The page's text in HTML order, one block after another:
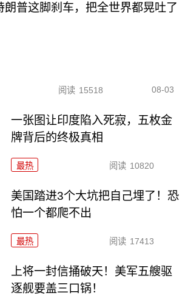
朗普这脚刹车，把全世界都晃吐了
阅读 15518 08-03
一张图让印度陷入死寂，五枚金
牌背后的终极真相
最热 阅读 10820
美国踏进3个大坑把自己埋了！恐
怕一个都爬不出
最热 阅读 17413
上将一封信捅破天！美军五艘驱
逐舰要盖三口锅！